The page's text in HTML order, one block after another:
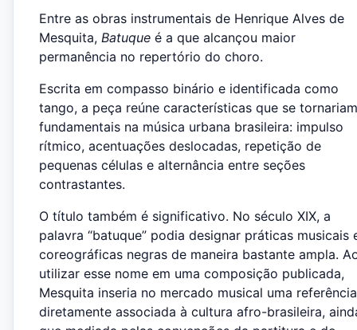
Entre as obras instrumentais de Henrique Alves de
Mesquita, Batuque é a que alcançou maior
permanência no repertório do choro.
Escrita em compasso binário e identificada como
tango, a peça reúne características que se tornariam
fundamentais na música urbana brasileira: impulso
rítmico, acentuações deslocadas, repetição de
pequenas células e alternância entre seções
contrastantes.
O título também é significativo. No século XIX, a
palavra “batuque” podia designar práticas musicais
coreográficas negras de maneira bastante ampla.
utilizar esse nome em uma composição publicada,
Mesquita inseria no mercado musical uma referência
diretamente associada à cultura afro-brasileira,